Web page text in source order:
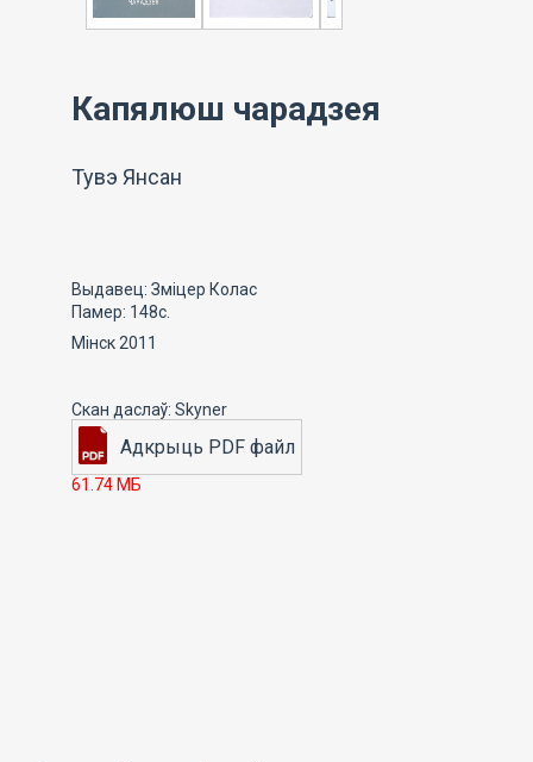
Капялюш чарадзея
Тувэ Янсан
Выдавец: Зміцер Колас
Памер: 148с.
Мінск 2011
61.74 МБ